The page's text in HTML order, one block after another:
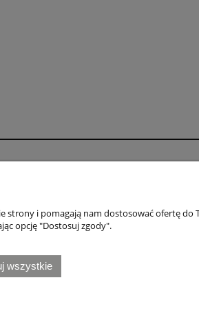
Numery
strony i pomagają nam dostosować ofertę
opcję "Dostosuj zgody".
wszystkie